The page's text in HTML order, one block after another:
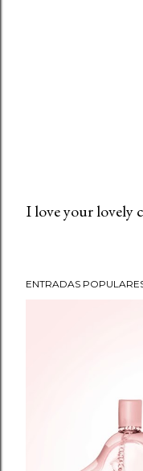
I love your lovely
ENTRADAS